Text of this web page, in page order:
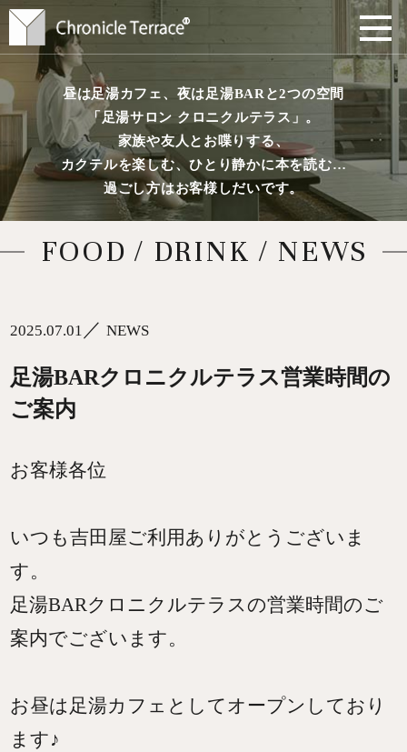
昼は足湯カフェ、夜は足湯BARと2つの空間
「足湯サロン クロニクルテラス」。
家族や友人とお喋りする、
カクテルを楽しむ、ひとり静かに本を読む…
過ごし方はお客様しだいです。
FOOD / DRINK / NEWS
2025.07.01 ／NEWS
足湯BARクロニクルテラス営業時間の
ご案内
お客様各位
いつも吉田屋ご利用ありがとうございま
す。
足湯BARクロニクルテラスの営業時間のご
案内でございます。
お昼は足湯カフェとしてオープンしており
ます♪